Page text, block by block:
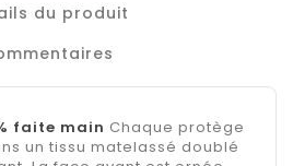
du produit
faite main Chaque protège
un tissu matelassé doublé